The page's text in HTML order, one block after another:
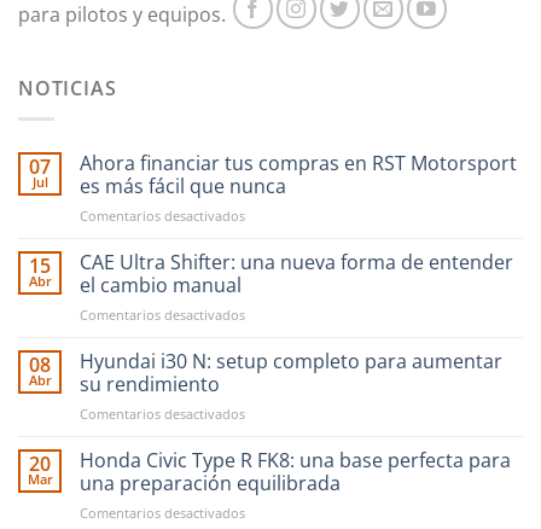
para pilotos y equipos.
NOTICIAS
07
Jul
Ahora financiar tus compras en RST Motorsport
es más fácil que nunca
Comentarios desactivadosen
financiar
en
Motorsport
fácil
nunca
15
Abr
CAE Ultra Shifter: una nueva forma de entender
el cambio manual
Comentarios desactivadosen
Ultra
Shifter:
nueva
de
entender
cambio
08
Abr
Hyundai i30 N: setup completo para aumentar
su rendimiento
Comentarios desactivadosen
i30
setup
completo
20
Mar
Honda Civic Type R FK8: una base perfecta para
una preparación equilibrada
Comentarios desactivadosen